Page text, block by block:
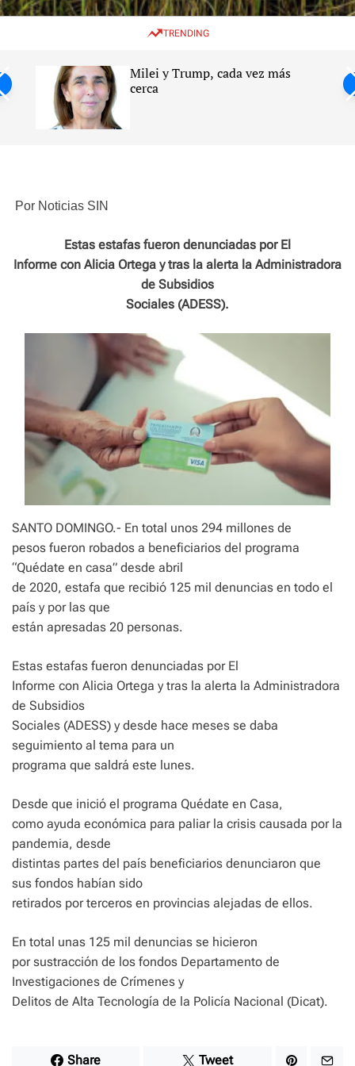
w
c
e
e
TRENDING
Milei y Trump, cada vez más
cerca
Por Noticias SIN
Estas estafas fueron denunciadas por El
Informe con Alicia Ortega y tras la alerta la Administradora
de Subsidios
Sociales (ADESS).
SANTO DOMINGO.- En total unos 294 millones de
pesos fueron robados a beneficiarios del programa
“Quédate en casa” desde abril
de 2020, estafa que recibió 125 mil denuncias en todo el
país y por las que
están apresadas 20 personas.
Estas estafas fueron denunciadas por El
Informe con Alicia Ortega y tras la alerta la Administradora
de Subsidios
Sociales (ADESS) y desde hace meses se daba
seguimiento al tema para un
programa que saldrá este lunes.
Desde que inició el programa Quédate en Casa,
como ayuda económica para paliar la crisis causada por la
pandemia, desde
distintas partes del país beneficiarios denunciaron que
sus fondos habían sido
retirados por terceros en provincias alejadas de ellos.
En total unas 125 mil denuncias se hicieron
por sustracción de los fondos Departamento de
Investigaciones de Crímenes y
Delitos de Alta Tecnología de la Policía Nacional (Dicat).
Share Tweet